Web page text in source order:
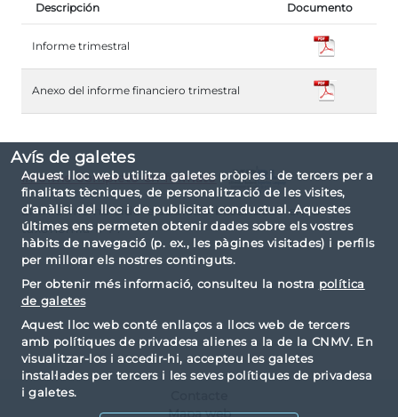
Avís de galetes
Aquest lloc web utilitza galetes pròpies i de tercers per a
finalitats tècniques, de personalització de les visites,
d’anàlisi del lloc i de publicitat conductual. Aquestes
últimes ens permeten obtenir dades sobre els vostres
hàbits de navegació (p. ex., les pàgines visitades) i perfils
per millorar els nostres continguts.
Per obtenir més informació, consulteu la nostra política
de galetes
Aquest lloc web conté enllaços a llocs web de tercers
amb polítiques de privadesa alienes a la de la CNMV. En
visualitzar-los i accedir-hi, accepteu les galetes
instal·lades per tercers i les seves polítiques de privadesa
i galetes.
Descripción Documento
Informe trimestral
Anexo del informe financiero trimestral
Informe completo en formato
El informe ha sido elaborado basándose en la
taxonomía IPP.
Mapa web